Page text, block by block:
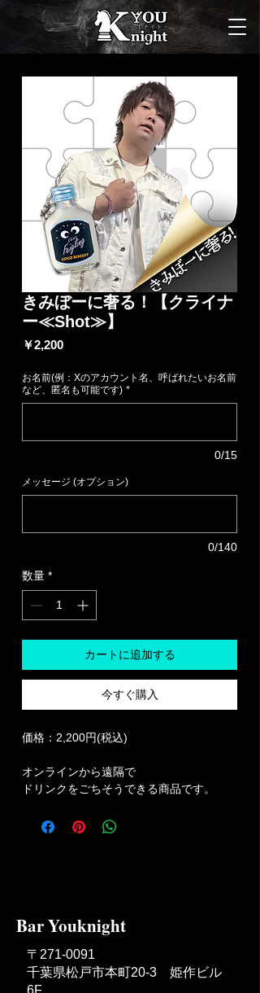
きみぼーに奢る！【クライナ
ー≪Shot≫】
￥2,200価
お名前(例：Xのアカウント名、呼ばれたいお名前
など、匿名も可能です) *
0/15
メッセージ (オプション)
0/140
数量 *
カートに追加する
今すぐ購入
価格：2,200円(税込)
オンラインから遠隔で
ドリンクをごちそうできる商品です。
Bar Youknight
〒271-0091
千葉県松戸市本町20-3 姫作ビル
6F